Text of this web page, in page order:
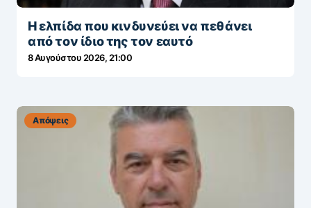
Η ελπίδα που κινδυνεύει να πεθάνει
από τον ίδιο της τον εαυτό
8 Αυγούστου 2026, 21:00
Απόψεις